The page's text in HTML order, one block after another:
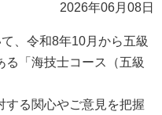
2026年06月08日
、令和8年10月から五級
る「海技士コース（五級
る関心やご意見を把握